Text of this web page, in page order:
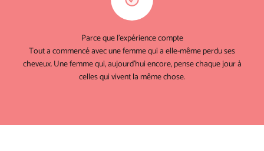
Parce que l'expérience compte
Tout a commencé avec une femme qui a elle-même perdu ses
cheveux. Une femme qui, aujourd'hui encore, pense chaque jour à
celles qui vivent la même chose.